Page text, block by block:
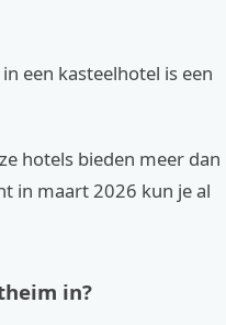
een kasteelhotel is een
hotels bieden meer dan
in maart 2026 kun je al
in?